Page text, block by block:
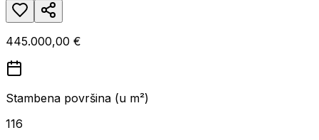
445.000,00 €
Stambena površina (u m²)
116